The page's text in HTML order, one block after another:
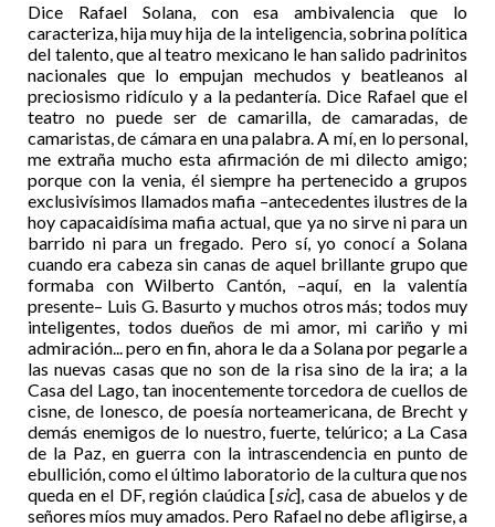
Dice Rafael Solana, con esa ambivalencia que lo
caracteriza, hija muy hija de la inteligencia, sobrina política
del talento, que al teatro mexicano le han salido padrinitos
nacionales que lo empujan mechudos y beatleanos al
preciosismo ridículo y a la pedantería. Dice Rafael que el
teatro no puede ser de camarilla, de camaradas, de
camaristas, de cámara en una palabra. A mí, en lo personal,
me extraña mucho esta afirmación de mi dilecto amigo;
porque con la venia, él siempre ha pertenecido a grupos
exclusivísimos llamados mafia –antecedentes ilustres de la
hoy capacaidísima mafia actual, que ya no sirve ni para un
barrido ni para un fregado. Pero sí, yo conocí a Solana
cuando era cabeza sin canas de aquel brillante grupo que
formaba con Wilberto Cantón, –aquí, en la valentía
presente– Luis G. Basurto y muchos otros más; todos muy
inteligentes, todos dueños de mi amor, mi cariño y mi
admiración... pero en fin, ahora le da a Solana por pegarle a
las nuevas casas que no son de la risa sino de la ira; a la
Casa del Lago, tan inocentemente torcedora de cuellos de
cisne, de Ionesco, de poesía norteamericana, de Brecht y
demás enemigos de lo nuestro, fuerte, telúrico; a La Casa
de la Paz, en guerra con la intrascendencia en punto de
ebullición, como el último laboratorio de la cultura que nos
queda en el DF, región claúdica [sic], casa de abuelos y de
señores míos muy amados. Pero Rafael no debe afligirse, a